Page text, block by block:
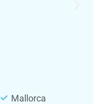
Mallorca